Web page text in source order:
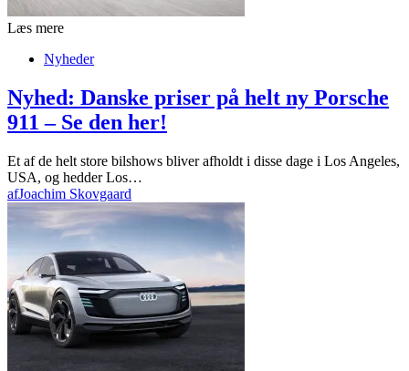
Læs mere
Nyheder
Nyhed: Danske priser på helt ny Porsche
911 – Se den her!
Et af de helt store bilshows bliver afholdt i disse dage i Los Angeles,
USA, og hedder Los…
afJoachim Skovgaard